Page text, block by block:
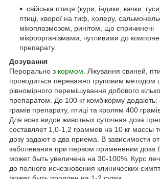
свійська птиця (кури, індики, качки,
птиці, хворої на тиф, холеру,
мікоплазмозом, ринітом, що спричинені
мікроорганізмами, чутливими до
препарату.
Дозування
Перорально з кормом. Лікування свиней,
проводиться переважно груповим методом
рівномірного перемішування добового
препаратом. До 100 кг комбікорму
грамів препарату, птиці та кролям 400
Для всех видов животных суточная доза
составляет 1,0-1,2 граммов на 10 кг массы
дозу задают в два приема. В зависимости
заболевания при первом применении доза
может быть увеличена на 30-100%. Курс
до полного исчезновения клинических